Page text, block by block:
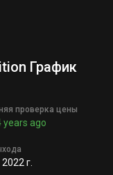
График
проверка цены
years ago
г.